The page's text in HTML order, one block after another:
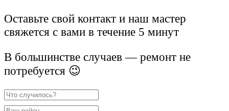
Оставьте свой контакт и наш мастер
свяжется с вами в течение 5 минут
В большинстве случаев — ремонт не
потребуется 😉